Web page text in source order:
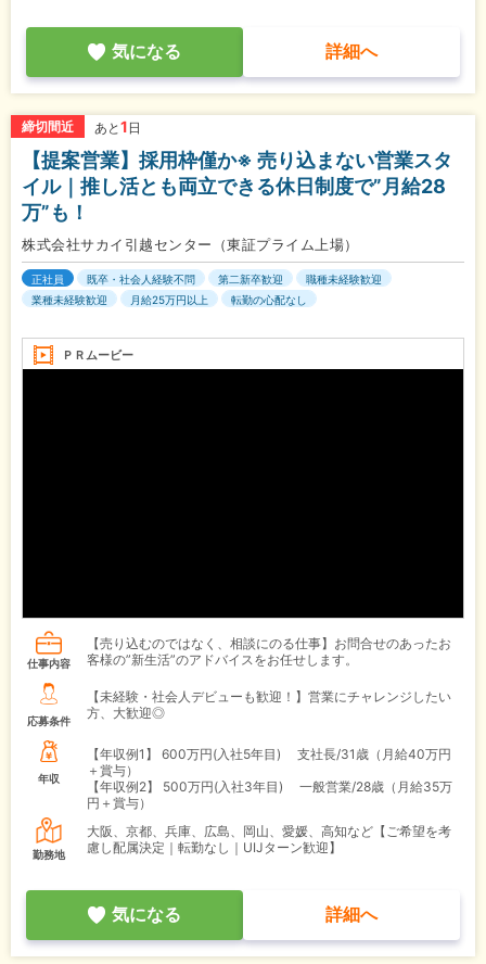
気になる 詳細へ
締切間近 あと 1 日
【提案営業】採用枠僅か※ 売り込まない営業スタ
イル｜推し活とも両立できる休日制度で”月給28
万”も！
株式会社サカイ引越センター（東証プライム上場）
正社員 既卒・社会人経験不問 第二新卒歓迎
職種未経験歓迎
業種未経験歓迎
月給25万円以上 転勤の心配なし
ＰＲムービー
仕事内容
【売り込むのではなく、相談にのる仕事】お問合せのあったお
客様の”新生活”のアドバイスをお任せします。
応募条件
【未経験・社会人デビューも歓迎！】営業にチャレンジしたい
方、大歓迎◎
年収
【年収例1】
600万円(入社5年目) 支社長/31歳（月給40万円
＋賞与）
【年収例2】
500万円(入社3年目) 一般営業/28歳（月給35万
円＋賞与）
勤務地
大阪、京都、兵庫、広島、岡山、愛媛、高知など【ご希望を考
慮し配属決定｜転勤なし｜UIJターン歓迎】
気になる 詳細へ